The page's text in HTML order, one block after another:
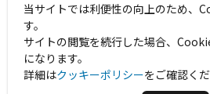
当サイトでは利便性の向上のため、
す。
サイトの閲覧を続行した場合、
になります。
詳細はクッキーポリシーをご確認くだ